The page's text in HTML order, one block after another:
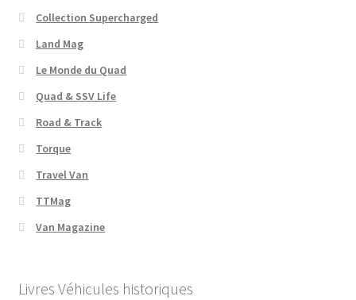
Collection Supercharged
Land Mag
Le Monde du Quad
Quad & SSV Life
Road & Track
Torque
Travel Van
TTMag
Van Magazine
Livres Véhicules historiques